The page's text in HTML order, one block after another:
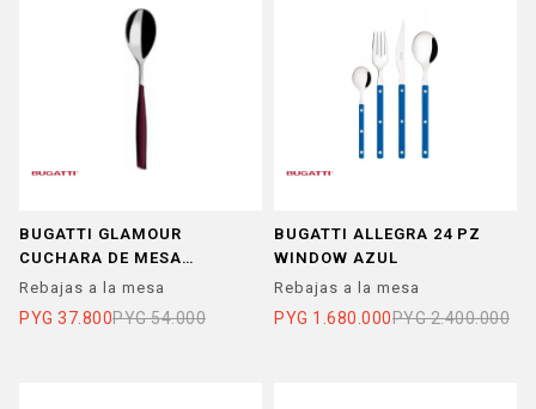
BUGATTI GLAMOUR
CUCHARA DE MESA
GRANATE
Rebajas a la mesa
PYG 37.800PYG 54.000
BUGATTI ALLEGRA 24 PZ
WINDOW AZUL
Rebajas a la mesa
PYG 1.680.000PYG 2.400.000